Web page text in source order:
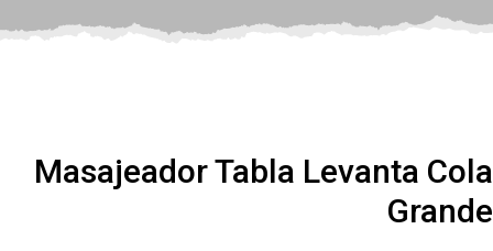
Masajeador Tabla Levanta Cola
Grande